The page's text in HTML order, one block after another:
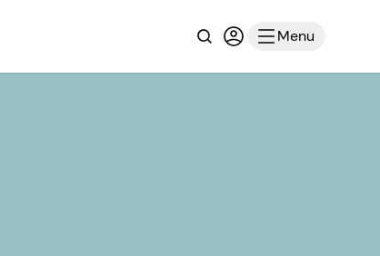
RechercheConnexion ou
Menu